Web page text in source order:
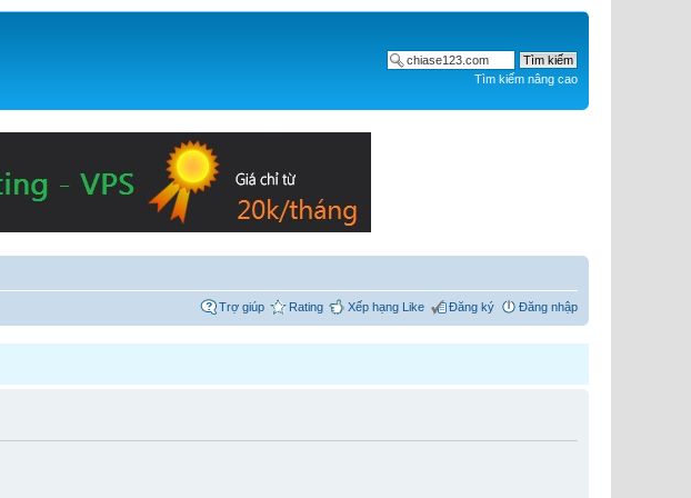
Tìm kiếm nâng cao
Trợ giúp Rating Xếp hạng Like Đăng ký Đăng nhập